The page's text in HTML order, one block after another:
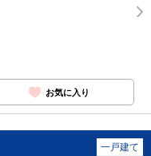
お気に入り
一戸建て